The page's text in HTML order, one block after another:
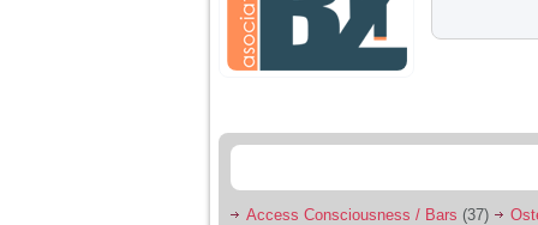
De 4 ani am o relatie
serioasa cu un barbat
sa se manifeste o
Access Consciousness / Bars (37)